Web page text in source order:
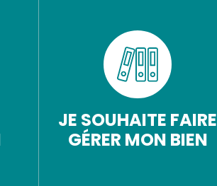
JE SOUHAITE FAIRE
GÉRER MON BIEN